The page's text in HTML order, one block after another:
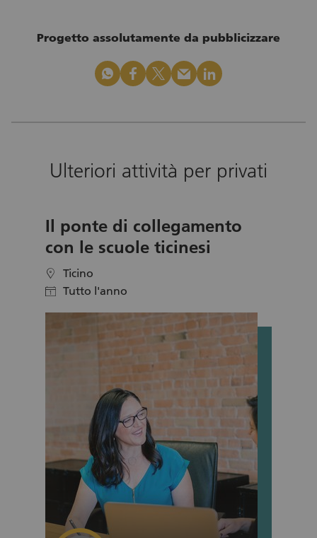
Progetto assolutamente da pubblicizzare
whatsapp facebook x_logo mail linkedin
Ulteriori attività per privati
Il ponte di collegamento
con le scuole ticinesi
location Ticino
calendar Tutto l'anno